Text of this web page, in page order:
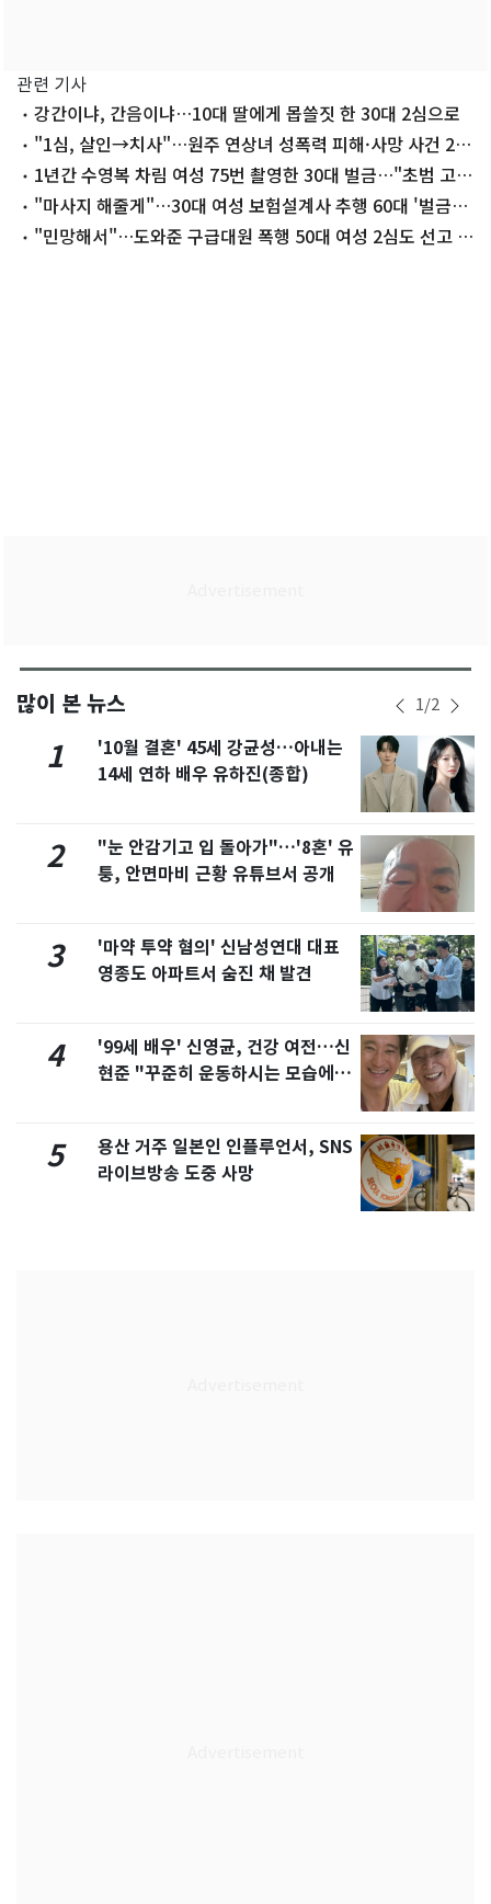
관련 기사
강간이냐, 간음이냐…10대 딸에게 몹쓸짓 한 30대 2심으로
"1심, 살인→치사"…원주 연상녀 성폭력 피해·사망 사건 2심
으로1년간 수영복 차림 여성 75번 촬영한 30대 벌금…"초범 고
려""마사지 해줄게"…30대 여성 보험설계사 추행 60대 '벌금
1200만원'
"민망해서"…도와준 구급대원 폭행 50대 여성 2심도 선고 유
많이 본 뉴스 1/2
1
'10월 결혼' 45세 강균성…아내는
14세 연하 배우 유하진(종합)
2
"눈 안감기고 입 돌아가"…'8혼' 유
퉁, 안면마비 근황 유튜브서 공개
3
'마약 투약 혐의' 신남성연대 대표
영종도 아파트서 숨진 채 발견
4
'99세 배우' 신영균, 건강 여전…신
현준 "꾸준히 운동하시는 모습에 큰
5
용산 거주 일본인 인플루언서, SNS
라이브방송 도중 사망